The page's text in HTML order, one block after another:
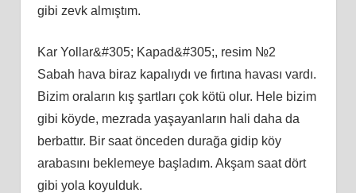
gibi zevk almıştım.
Kar Yollar&#305; Kapad&#305;, resim №2
Sabah hava biraz kapalıydı ve fırtına havası vardı.
Bizim oraların kış şartları çok kötü olur. Hele bizim
gibi köyde, mezrada yaşayanların hali daha da
berbattır. Bir saat önceden durağa gidip köy
arabasını beklemeye başladım. Akşam saat dört
gibi yola koyulduk.